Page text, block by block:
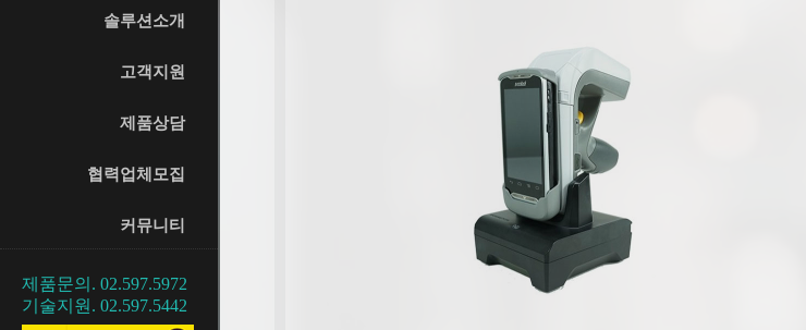
솔루션소개
고객지원
제품상담
협력업체모집
커뮤니티
제품문의. 02.597.5972
기술지원. 02.597.5442